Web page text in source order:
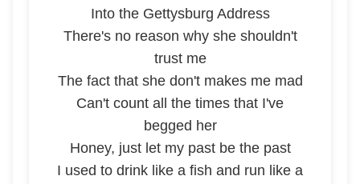
Into the Gettysburg Address
There's no reason why she shouldn't
trust me
The fact that she don't makes me mad
Can't count all the times that I've
begged her
Honey, just let my past be the past
I used to drink like a fish and run like a